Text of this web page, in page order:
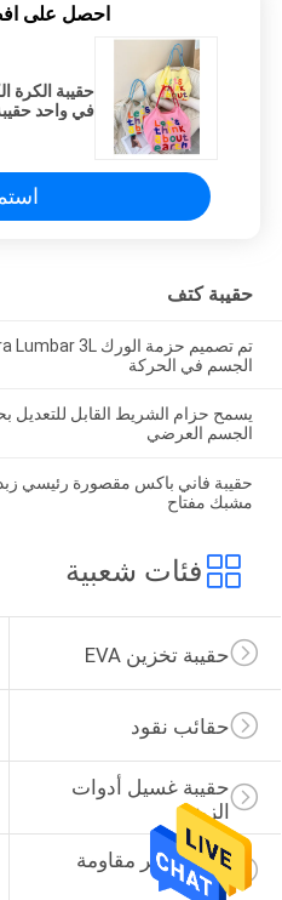
احصل على
حقيبة الكرة
في واحد
حقيبة كتف
الجسم في الحركة
يسمح حزام الشريط القابل للتعديل
الجسم العرضي
حقيبة فاني باكس مقصورة رئيسي
مشبك مفتاح
فئات شعبية
حقيبة تخزين EVA
حقائب نقود
حقيبة غسيل أدوات
الزينة
حقيبة ظهر مقاومة
للماء